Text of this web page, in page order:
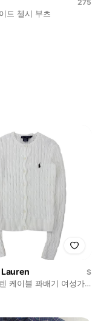
275
드 첼시 부츠
S
케이블 꽈배기 여성가